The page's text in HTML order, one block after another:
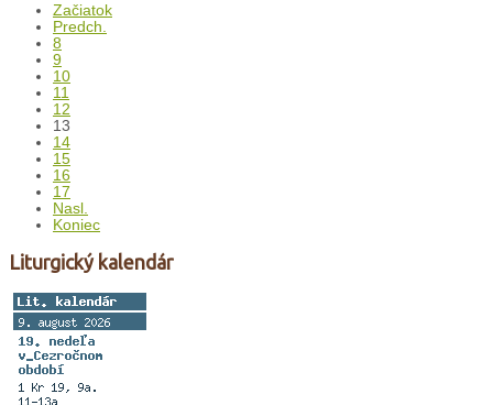
Začiatok
Predch.
8
9
10
11
12
13
14
15
16
17
Nasl.
Koniec
Liturgický kalendár